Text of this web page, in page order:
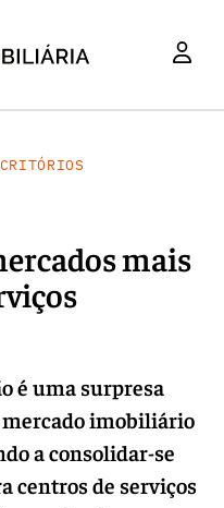
mais
é uma surpresa
imobiliário
a consolidar-se
centros de serviços